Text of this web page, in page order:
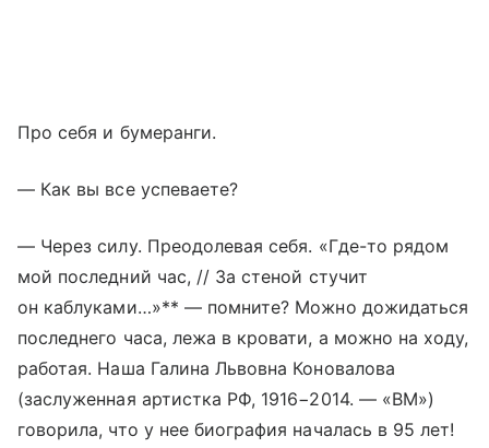
Про себя и бумеранги.
— Как вы все успеваете?
— Через силу. Преодолевая себя. «Где-то рядом
мой последний час, // За стеной стучит
он каблуками…»** — помните? Можно дожидаться
последнего часа, лежа в кровати, а можно на ходу,
работая. Наша Галина Львовна Коновалова
(заслуженная артистка РФ, 1916−2014. — «ВМ»)
говорила, что у нее биография началась в 95 лет!